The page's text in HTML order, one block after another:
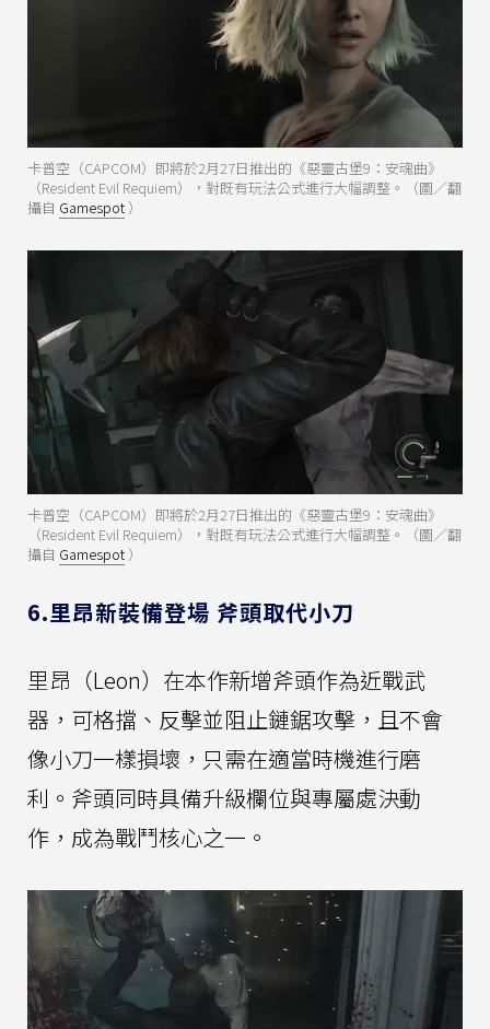
卡普空（CAPCOM）即將於2月27日推出的《惡靈古堡9：安魂曲》
（Resident Evil Requiem），對既有玩法公式進行大幅調整。（圖／翻
攝自 Gamespot ）
卡普空（CAPCOM）即將於2月27日推出的《惡靈古堡9：安魂曲》
（Resident Evil Requiem），對既有玩法公式進行大幅調整。（圖／翻
攝自 Gamespot ）
6.里昂新裝備登場 斧頭取代小刀
里昂（Leon）在本作新增斧頭作為近戰武
器，可格擋、反擊並阻止鏈鋸攻擊，且不會
像小刀一樣損壞，只需在適當時機進行磨
利。斧頭同時具備升級欄位與專屬處決動
作，成為戰鬥核心之一。